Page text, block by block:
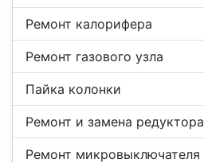
Ремонт калорифера
Ремонт газового узла
Пайка колонки
Ремонт и замена редуктора
Ремонт микровыключателя